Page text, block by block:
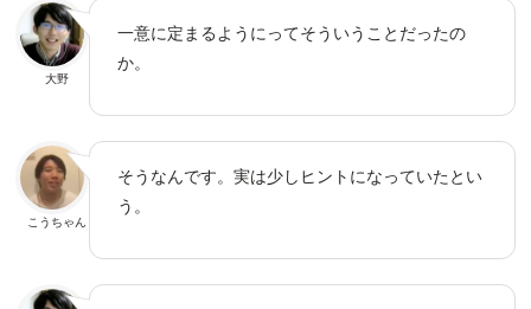
大野
一意に定まるようにってそういうことだったの
か。
こうちゃん
そうなんです。実は少しヒントになっていたとい
う。